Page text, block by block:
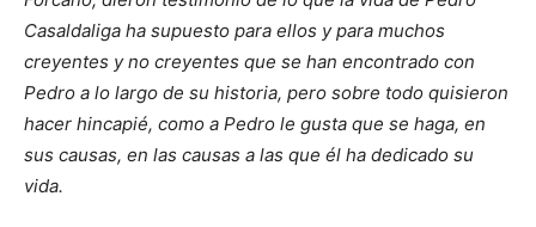
Casaldaliga ha supuesto para ellos y para muchos
creyentes y no creyentes que se han encontrado con
Pedro a lo largo de su historia, pero sobre todo quisieron
hacer hincapié, como a Pedro le gusta que se haga, en
sus causas, en las causas a las que él ha dedicado su
vida.